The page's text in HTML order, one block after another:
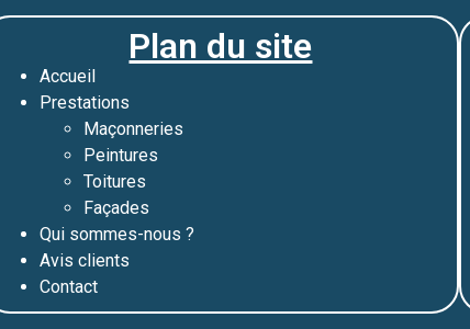
Plan du site
Accueil
Prestations
Maçonneries
Peintures
Toitures
Façades
Qui sommes-nous ?
Avis clients
Contact